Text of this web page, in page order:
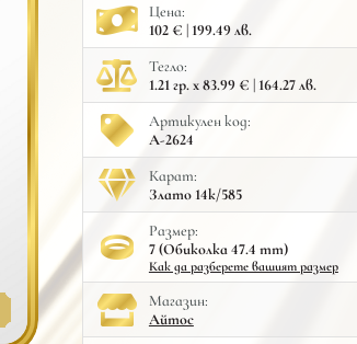
Цена:
102 € | 199.49 лв.
Тегло:
1.21 гр. x 83.99 € | 164.27 лв.
Артикулен код:
A-2624
Карат:
Злато 14к/585
Размер:
7 (Обиколка 47.4 mm)
Как да разберете вашият размер
Mагазин:
Айтос